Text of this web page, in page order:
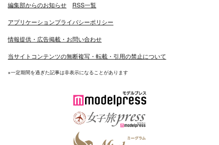
編集部からのお知らせ RSS一覧
アプリケーションプライバシーポリシー
情報提供・広告掲載・お問い合わせ
当サイトコンテンツの無断複写・転載・引用の禁止について
※一定期間を過ぎた記事は非表示になることがあります